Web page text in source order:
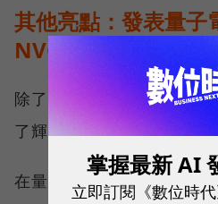
其他亮點：發表量子
NVQLink、強化開
除了主軸的AI工廠與產業
了輝達在「下一世代運算」
在量子計算領域，輝達發
掌握最新 AI
立即訂閱《數位時